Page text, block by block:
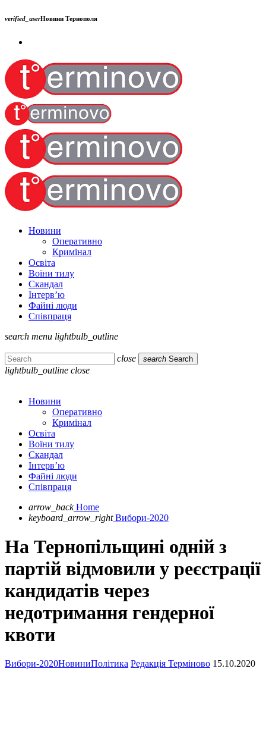
verified_userНовини Тернополя
Новини
Оперативно
Кримінал
Освіта
Воїни тилу
Скандал
Інтерв’ю
Файні люди
Співпраця
search menu lightbulb_outline
close search Search
lightbulb_outline close
Новини
Оперативно
Кримінал
Освіта
Воїни тилу
Скандал
Інтерв’ю
Файні люди
Співпраця
arrow_back Home
keyboard_arrow_right Вибори-2020
На Тернопільщині одній з
партій відмовили у реєстрації
кандидатів через
недотримання гендерної
квоти
Вибори-2020НовиниПолітика Редакція Терміново 15.10.2020